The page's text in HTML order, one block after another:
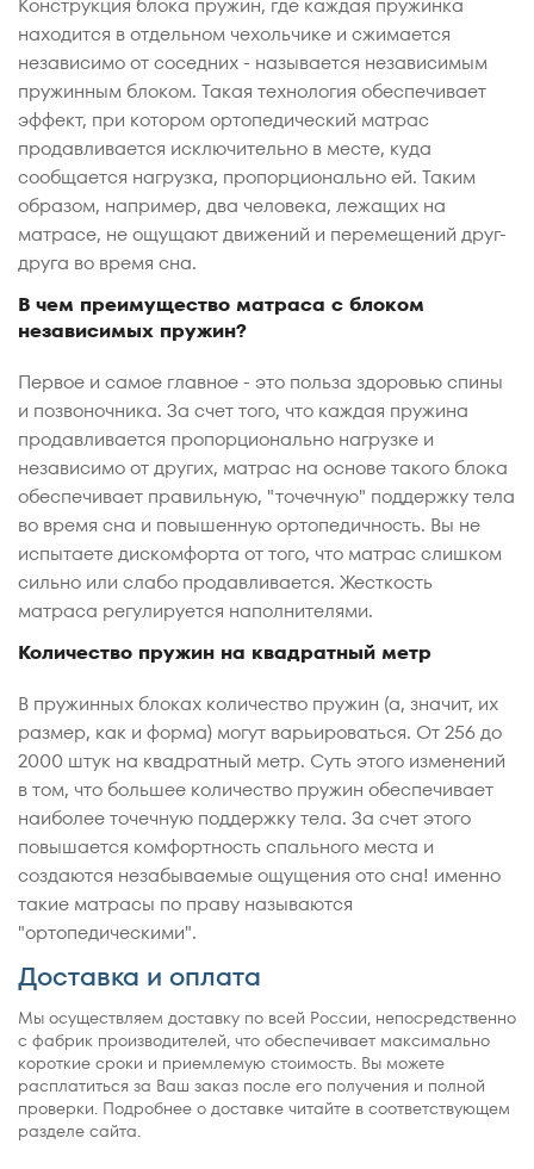
находится в отдельном чехольчике и сжимается
независимо от соседних - называется независимым
пружинным блоком. Такая технология обеспечивает
эффект, при котором ортопедический матрас
продавливается исключительно в месте, куда
сообщается нагрузка, пропорционально ей. Таким
образом, например, два человека, лежащих на
матрасе, не ощущают движений и перемещений друг-
друга во время сна.
В чем преимущество матраса с блоком
независимых пружин?
Первое и самое главное - это польза здоровью спины
и позвоночника. За счет того, что каждая пружина
продавливается пропорционально нагрузке и
независимо от других, матрас на основе такого блока
обеспечивает правильную, "точечную" поддержку тела
во время сна и повышенную ортопедичность. Вы не
испытаете дискомфорта от того, что матрас слишком
сильно или слабо продавливается. Жесткость
матраса регулируется наполнителями.
Количество пружин на квадратный метр
В пружинных блоках количество пружин (а, значит, их
размер, как и форма) могут варьироваться. От 256 до
2000 штук на квадратный метр. Суть этого изменений
в том, что большее количество пружин обеспечивает
наиболее точечную поддержку тела. За счет этого
повышается комфортность спального места и
создаются незабываемые ощущения ото сна! именно
такие матрасы по праву называются
"ортопедическими".
Доставка и оплата
Мы осуществляем доставку по всей России, непосредственно
с фабрик производителей, что обеспечивает максимально
короткие сроки и приемлемую стоимость. Вы можете
расплатиться за Ваш заказ после его получения и полной
проверки. Подробнее о доставке читайте в соответствующем
разделе сайта.